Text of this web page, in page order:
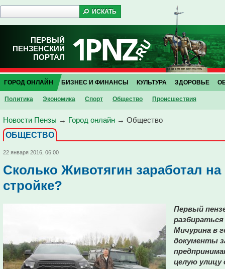
ПЕРВЫЙ
ПЕНЗЕНСКИЙ
ПОРТАЛ
ГОРОД ОНЛАЙН
Политика Экономика Спорт Общество Проиcшествия
БИЗНЕС И ФИНАНСЫ КУЛЬТУРА ЗДОРОВЬЕ
Новости Пензы → Город онлайн → Общество
ОБЩЕСТВО
22 января 2016, 06:00
Сколько Животягин заработал
стройке?
Первый
Мичурина в
документы
целую улицу